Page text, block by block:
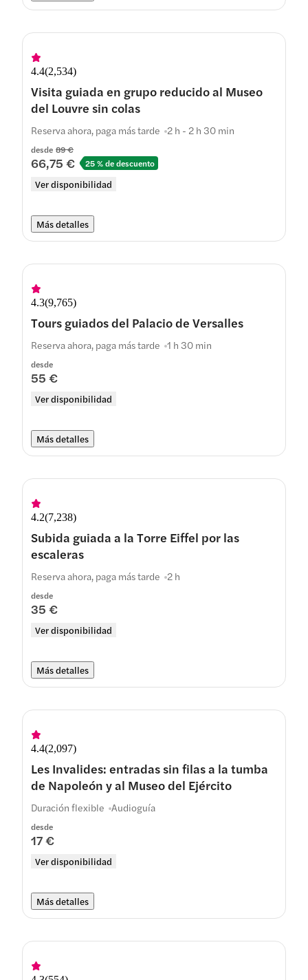
4.4(2,534)
Visita guiada en grupo reducido al Museo
del Louvre sin colas
desde 89 €
66,75 € 25 % de descuento
Ver disponibilidad
Reserva ahora, paga más tarde 2 h - 2 h 30 min
Más detalles
4.3(9,765)
Tours guiados del Palacio de Versalles
desde
55 €
Ver disponibilidad
Reserva ahora, paga más tarde 1 h 30 min
Más detalles
4.2(7,238)
Subida guiada a la Torre Eiffel por las
escaleras
desde
35 €
Ver disponibilidad
Reserva ahora, paga más tarde 2 h
Más detalles
4.4(2,097)
Les Invalides: entradas sin filas a la tumba
de Napoleón y al Museo del Ejército
desde
17 €
Ver disponibilidad
Duración flexible Audioguía
Más detalles